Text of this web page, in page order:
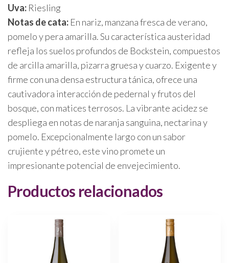
Uva: Riesling
Notas de cata: En nariz, manzana fresca de verano,
pomelo y pera amarilla. Su característica austeridad
refleja los suelos profundos de Bockstein, compuestos
de arcilla amarilla, pizarra gruesa y cuarzo. Exigente y
firme con una densa estructura tánica, ofrece una
cautivadora interacción de pedernal y frutos del
bosque, con matices terrosos. La vibrante acidez se
despliega en notas de naranja sanguina, nectarina y
pomelo. Excepcionalmente largo con un sabor
crujiente y pétreo, este vino promete un
impresionante potencial de envejecimiento.
Productos relacionados